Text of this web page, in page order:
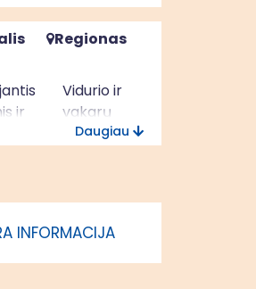
Regionas
ir
Vidurio ir
vakarų
Lietuvos
Daugiau
INFORMACIJA